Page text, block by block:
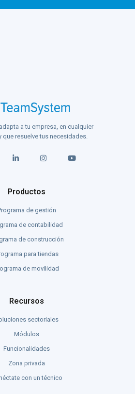
a tu empresa, en cualquier
que resuelve tus necesidades.
Productos
de gestión
de contabilidad
de construcción
para tiendas
de movilidad
Recursos
sectoriales
Módulos
Funcionalidades
Zona privada
con un técnico